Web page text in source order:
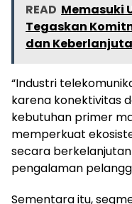
READ Memasuki
Tegaskan
dan
“Industri
karena konektivitas
kebutuhan primer
memperkuat
secara
pengalaman
Sementara itu,